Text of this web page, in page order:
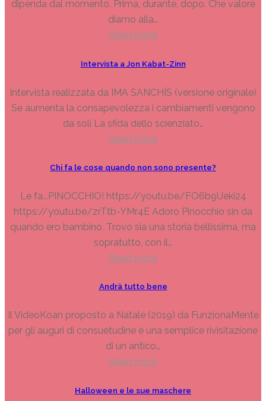
dipenda dal momento. Prima, durante, dopo. Che valore
diamo alla…
Read more
Intervista a Jon Kabat-Zinn
Intervista realizzata da IMA SANCHÍS (versione originale)
Se aumenta la consapevolezza i cambiamenti vengono
da soli La sfida dello scienziato…
Read more
Chi fa le cose quando non sono presente?
Le fa...PINOCCHIO! https://youtu.be/FO6b9Ueki24
https://youtu.be/zrTtb-YMr4E Adoro Pinocchio sin da
quando ero bambino. Trovo sia una storia bellissima, ma
sopratutto, con il…
Read more
Andrà tutto bene
Il VideoKoan proposto a Natale (2019) da FunzionaMente
per gli auguri di consuetudine è una semplice rivisitazione
di un antico…
Read more
Halloween e le sue maschere